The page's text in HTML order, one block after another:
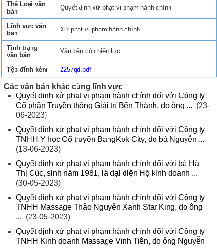
Thể Loại văn
bản
Quyết định xử phạt vi phạm hành chính
Lĩnh vực văn
bản
Xử phạt vi phạm hành chính
Tình trạng
văn bản
Văn bản còn hiệu lực
Tệp đính kèm 2257qd.pdf
Các văn bản khác cùng lĩnh vực
Quyết định xử phạt vi phạm hành chính đối với Công ty
Cổ phần Truyền thông Giải trí Bến Thành, do ông ... (23-
06-2023)
Quyết định xử phạt vi phạm hành chính đối với Công ty
TNHH Y học Cổ truyền BangKok City, do bà Nguyễn ...
(13-06-2023)
Quyết định xử phạt vi phạm hành chính đối với bà Hà
Thị Cúc, sinh năm 1981, là đại diện Hộ kinh doanh ...
(30-05-2023)
Quyết định xử phạt vi phạm hành chính đối với Công ty
TNHH Massage Thảo Nguyên Xanh Star King, do ông
... (23-05-2023)
Quyết định xử phạt vi phạm hành chính đối với Công ty
TNHH Kinh doanh Massage Vinh Tiên, do ông Nguyễn